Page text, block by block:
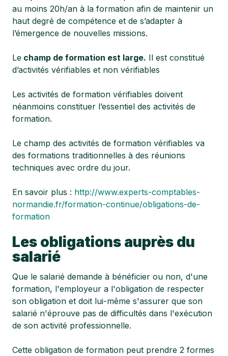
au moins 20h/an à la formation afin de maintenir un
haut degré de compétence et de s’adapter à
l’émergence de nouvelles missions.
Le champ de formation est large. Il est constitué
d’activités vérifiables et non vérifiables
Les activités de formation vérifiables doivent
néanmoins constituer l’essentiel des activités de
formation.
Le champ des activités de formation vérifiables va
des formations traditionnelles à des réunions
techniques avec ordre du jour.
En savoir plus : http://www.experts-comptables-
normandie.fr/formation-continue/obligations-de-
formation
Les obligations auprès du
salarié
Que le salarié demande à bénéficier ou non, d'une
formation, l'employeur a l'obligation de respecter
son obligation et doit lui-même s'assurer que son
salarié n'éprouve pas de difficultés dans l'exécution
de son activité professionnelle.
Cette obligation de formation peut prendre 2 formes